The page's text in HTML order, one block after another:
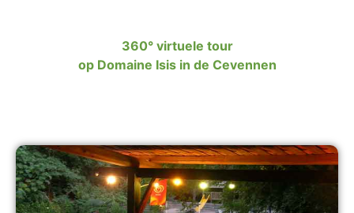
360° virtuele tour
op Domaine Isis in de Cevennen